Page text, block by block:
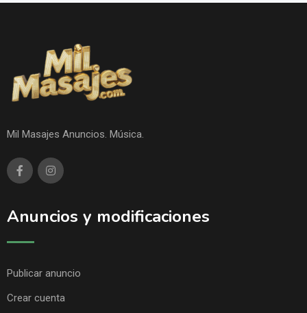
Mil Masajes Anuncios. Música.
Anuncios y modificaciones
Publicar anuncio
Crear cuenta